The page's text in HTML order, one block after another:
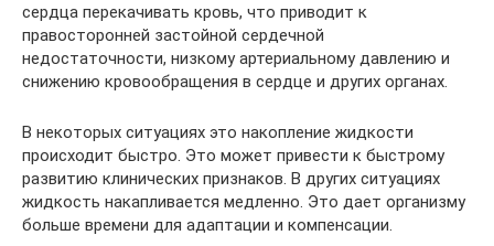
сердца перекачивать кровь, что приводит к
правосторонней застойной сердечной
недостаточности, низкому артериальному давлению и
снижению кровообращения в сердце и других органах.
В некоторых ситуациях это накопление жидкости
происходит быстро. Это может привести к быстрому
развитию клинических признаков. В других ситуациях
жидкость накапливается медленно. Это дает организму
больше времени для адаптации и компенсации.